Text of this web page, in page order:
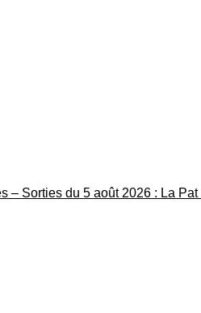
– Sorties du 5 août 2026 : La